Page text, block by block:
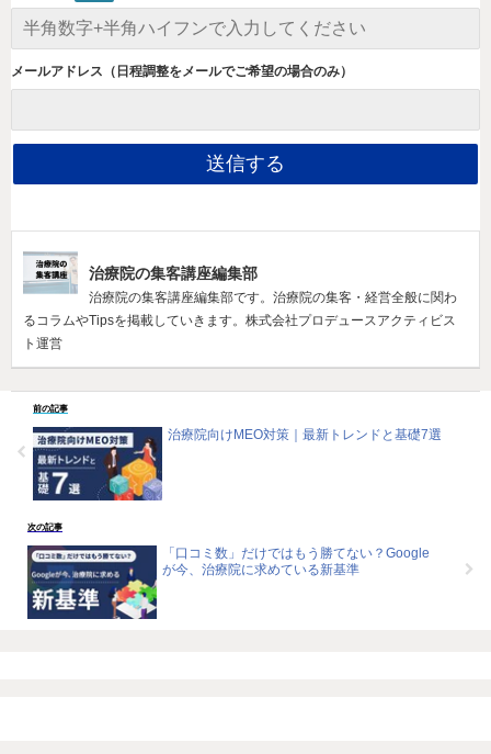
メールアドレス（日程調整をメールでご希望の場合のみ）
治療院の集客講座編集部
治療院の集客講座編集部です。治療院の集客・経営全般に関わ
るコラムやTipsを掲載していきます。株式会社プロデュースアクティビス
ト運営
前の記事
治療院向けMEO対策｜最新トレンドと基礎7選
次の記事
「口コミ数」だけではもう勝てない？Google
が今、治療院に求めている新基準